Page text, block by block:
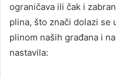
ograničava ili čak i
plina, što znači dolazi se
plinom naših građana i
nastavila: